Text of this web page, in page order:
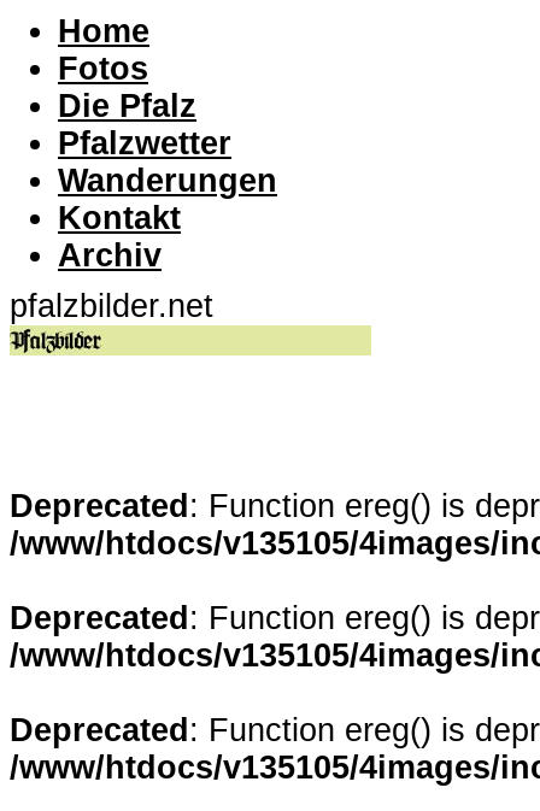
Home
Fotos
Die Pfalz
Pfalzwetter
Wanderungen
Kontakt
Archiv
pfalzbilder.net
Deprecated : Function ereg() is
/www/htdocs/v135105/4images/
Deprecated : Function ereg() is
/www/htdocs/v135105/4images/
Deprecated : Function ereg() is
/www/htdocs/v135105/4images/